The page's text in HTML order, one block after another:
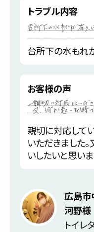
トラブル内容
台所下の水もれ
お客様の声
親切に対応して
いただきました
いしたいと思いま
広島市
河野様
トイレ